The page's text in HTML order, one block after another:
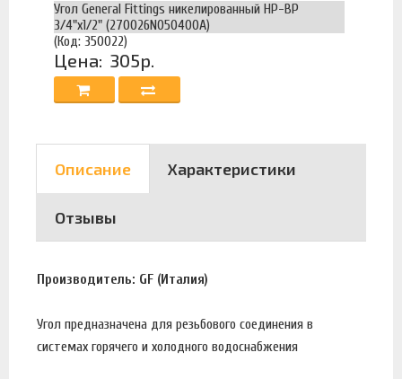
Угол General Fittings никелированный НР-ВР
3/4"х1/2" (270026N050400A)
(Код: 350022)
Цена: 305р.
Описание Характеристики
Отзывы
Производитель: GF (Италия)
Угол предназначена для резьбового соединения в
системах горячего и холодного водоснабжения